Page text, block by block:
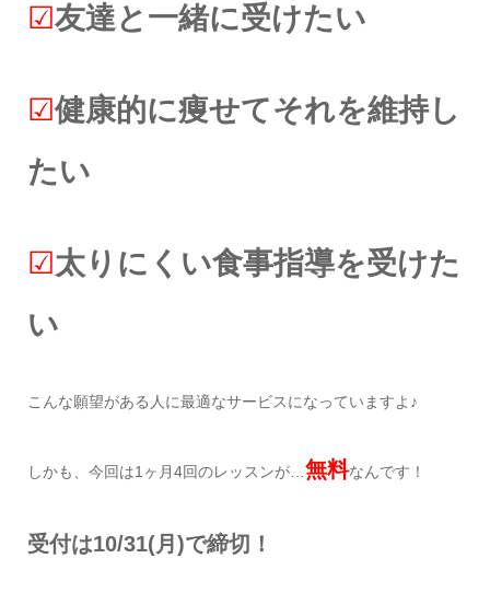
☑︎友達と一緒に受けたい
☑︎健康的に痩せてそれを維持し
たい
☑︎太りにくい食事指導を受けた
い
こんな願望がある人に最適なサービスになっていますよ♪
しかも、今回は1ヶ月4回のレッスンが…無料なんです！
受付は10/31(月)で締切！